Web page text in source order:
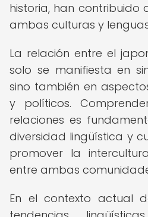
historia, han contribuido
ambas culturas y
La relación entre el
solo se manifiesta en
sino también en
y políticos.
relaciones es
diversidad lingüística y
promover la
entre ambas
En el contexto actual